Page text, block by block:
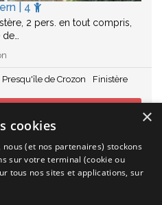
| 4
2 pers. en tout compris,
Presqu'île de Crozon
Finistère
×
cookies
(et nos partenaires) stockons
sur votre terminal (cookie ou
tous nos sites et applications, sur